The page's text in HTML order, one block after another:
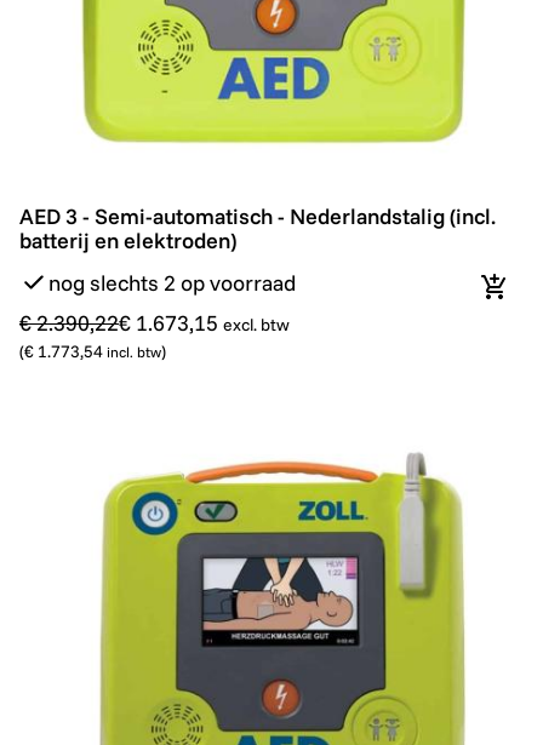
AED 3 - Semi-automatisch - Nederlandstalig (incl.
AED 3 - Semi-automatisch - Nederlandstalig (incl.
batterij en elektroden)
nog slechts 2 op voorraad
€ 2.390,22€ 1.673,15 excl. btw
(€ 1.773,54 incl. btw)
In